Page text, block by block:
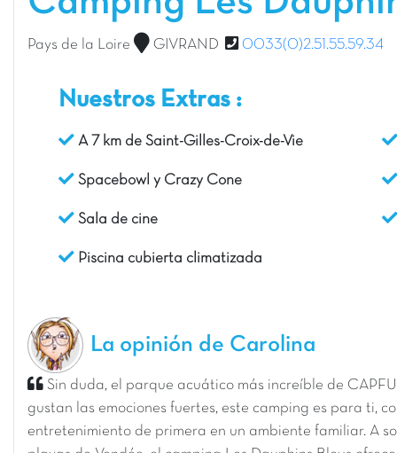
Pays de la Loire GIVRAND 0033(0)2.51.55.59.34
Nuestros Extras :
A 7 km de Saint-Gilles-Croix-de-Vie
Spacebowl y Crazy Cone
Sala de cine
Piscina cubierta climatizada
La opinión de Carolina
Sin duda, el parque acuático más increíble de
gustan las emociones fuertes, este camping es para ti,
entretenimiento de primera en un ambiente familiar. A